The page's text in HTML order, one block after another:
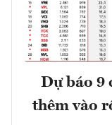
Dự báo 9
thêm vào